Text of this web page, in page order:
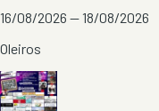
16/08/2026 — 18/08/2026
Oleiros